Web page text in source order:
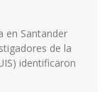
en Santander
de la
identificaron